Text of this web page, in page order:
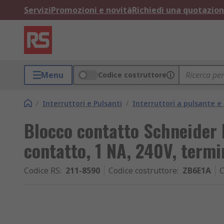
ServiziPromozioni e novitàRichiedi una
Menu Codice costruttore
/ Interruttori e Pulsanti / Interruttori a pulsante e
Blocco contatto
contatto, 1 NA, 240V,
Codice RS: 211-8590 Codice costruttore: ZB6E1A